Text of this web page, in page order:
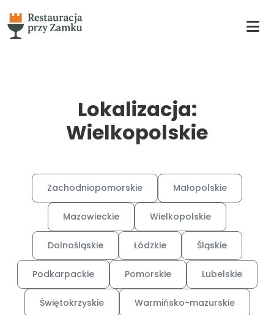
Lokalizacja:
Wielkopolskie
Zachodniopomorskie Małopolskie
Mazowieckie Wielkopolskie
Dolnośląskie Łódzkie Śląskie
Podkarpackie Pomorskie Lubelskie
Świętokrzyskie Warmińsko-mazurskie